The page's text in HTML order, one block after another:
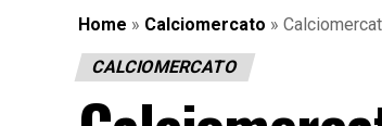
Home » Calciomercato »
CALCIOMERCATO